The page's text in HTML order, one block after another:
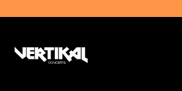
Straße ihren festen Platz in der
musikalischen Anekdoten und